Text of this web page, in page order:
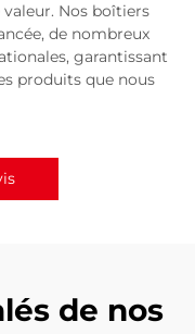
Nos boîtiers
de nombreux
garantissant
produits que nous
de nos